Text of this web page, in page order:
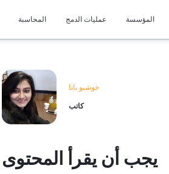
المحاسبة عمليات الدمج المؤسسة
خوشبو باتا
كاتب
يجب أن يقرأ المحتوى